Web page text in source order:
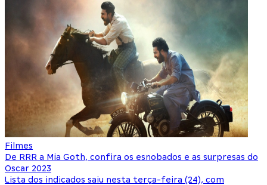
Filmes
De RRR a Mia Goth, confira os esnobados e as surpresas do
Oscar 2023
Lista dos indicados saiu nesta terça-feira (24), com